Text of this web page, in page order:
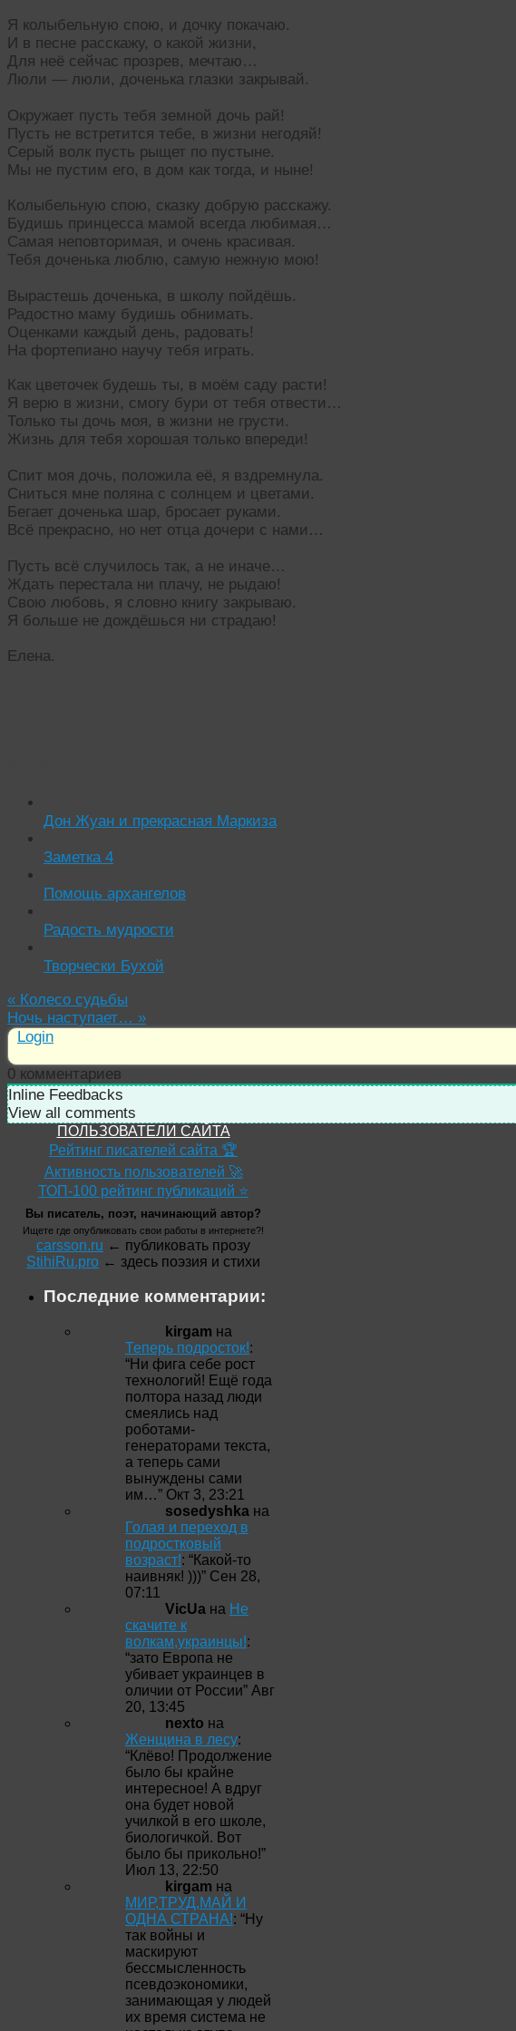
Я колыбельную спою, и дочку покачаю.
И в песне расскажу, о какой жизни,
Для неё сейчас прозрев, мечтаю…
Люли — люли, доченька глазки закрывай.
Окружает пусть тебя земной дочь рай!
Пусть не встретится тебе, в жизни негодяй!
Серый волк пусть рыщет по пустыне.
Мы не пустим его, в дом как тогда, и ныне!
Колыбельную спою, сказку добрую расскажу.
Будишь принцесса мамой всегда любимая…
Самая неповторимая, и очень красивая.
Тебя доченька люблю, самую нежную мою!
Вырастешь доченька, в школу пойдёшь.
Радостно маму будишь обнимать.
Оценками каждый день, радовать!
На фортепиано научу тебя играть.
Как цветочек будешь ты, в моём саду расти!
Я верю в жизни, смогу бури от тебя отвести…
Только ты дочь моя, в жизни не грусти.
Жизнь для тебя хорошая только впереди!
Спит моя дочь, положила её, я вздремнула.
Сниться мне поляна с солнцем и цветами.
Бегает доченька шар, бросает руками.
Всё прекрасно, но нет отца дочери с нами…
Пусть всё случилось так, а не иначе…
Ждать перестала ни плачу, не рыдаю!
Свою любовь, я словно книгу закрываю.
Я больше не дождёшься ни страдаю!
Елена.
Дон Жуан и прекрасная Маркиза
Заметка 4
Помощь архангелов
Радость мудрости
Творчески Бухой
« Колесо судьбы
Ночь наступает… »
Login
0 комментариев
Inline Feedbacks
View all comments
ПОЛЬЗОВАТЕЛИ САЙТА
Рейтинг писателей сайта 🏆
Активность пользователей 🚀
ТОП-100 рейтинг публикаций ⭐
Вы писатель, поэт, начинающий автор?
Ищете где опубликовать свои работы в интернете?!
carsson.ru ← публиковать прозу
StihiRu.pro ← здесь поэзия и стихи
Последние комментарии:
kirgam на
Теперь подросток!:
“Ни фига себе рост
технологий! Ещё года
полтора назад люди
смеялись над
роботами-
генераторами текста,
а теперь сами
вынуждены сами
им…” Окт 3, 23:21
sosedyshka на
Голая и переход в
подростковый
возраст!: “Какой-то
наивняк! )))” Сен 28,
07:11
VicUa на Не
скачите к
волкам,украинцы!:
“зато Европа не
убивает украинцев в
оличии от России” Авг
20, 13:45
nexto на
Женщина в лесу:
“Клёво! Продолжение
было бы крайне
интересное! А вдруг
она будет новой
училкой в его школе,
биологичкой. Вот
было бы прикольно!”
Июл 13, 22:50
kirgam на
МИР,ТРУД,МАЙ И
ОДНА СТРАНА!: “Ну
так войны и
маскируют
бессмысленность
псевдоэкономики,
занимающая у людей
их время система не